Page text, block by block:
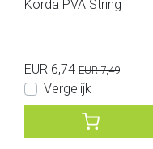
Korda PVA String
EUR 6,74 EUR 7,49
Vergelijk